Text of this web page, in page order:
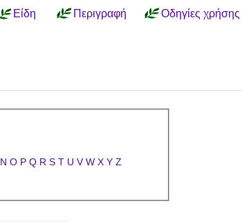
Είδη Περιγραφή Οδηγίες χρήσης
N O P Q R S T U V W X Y Z